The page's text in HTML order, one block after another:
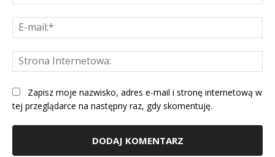
Zapisz moje nazwisko, adres e-mail i stronę internetową w
tej przeglądarce na następny raz, gdy skomentuję.